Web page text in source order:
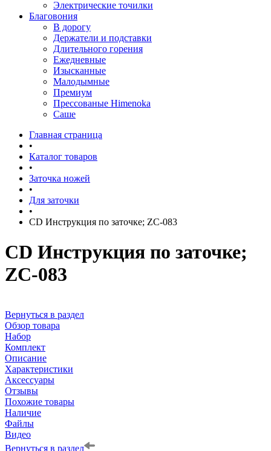
Электрические точилки
Благовония
В дорогу
Держатели и подставки
Длительного горения
Ежедневные
Изысканные
Малодымные
Премиум
Прессованые Himenoka
Саше
Главная страница
•
Каталог товаров
•
Заточка ножей
•
Для заточки
•
CD Инструкция по заточке; ZC-083
CD Инструкция по заточке;
ZC-083
Вернуться в раздел
Обзор товара
Набор
Комплект
Описание
Характеристики
Аксессуары
Отзывы
Похожие товары
Наличие
Файлы
Видео
Вернуться в раздел